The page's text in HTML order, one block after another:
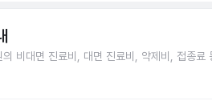
의 비대면 진료비, 대면 진료비, 약제비, 접종료